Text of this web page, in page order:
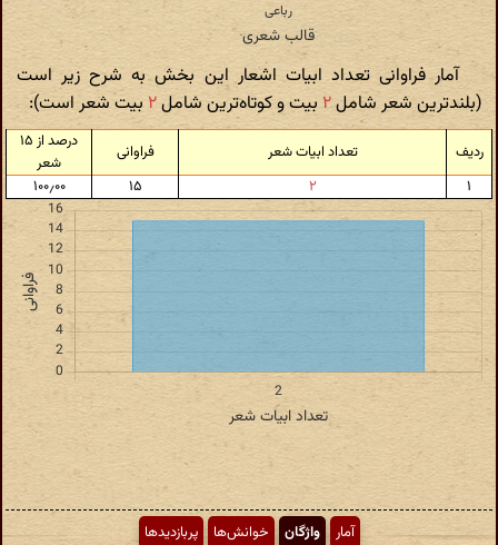
آمار فراوانی تعداد ابیات اشعار این بخش به شرح زیر است
(بلندترین شعر شامل۲ بیت و کوتاه‌ترین شامل۲ بیت شعر است):
ردیف تعداد ابیات شعر فراوانی
درصد از ۱۵
شعر
۱
۲ ۱۵ ۱۰۰٫۰۰
آمار واژگان خوانش‌ها پربازدیدها